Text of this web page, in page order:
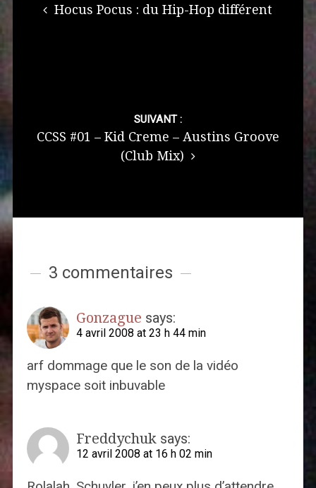
Hocus Pocus : du Hip-Hop différent
SUIVANT :
CCSS #01 – Kid Creme – Austins Groove
(Club Mix)
3 commentaires
Gonzague says:
4 avril 2008 at 23 h 44 min
arf dommage que le son de la vidéo
myspace soit inbuvable
Freddychuk says:
12 avril 2008 at 16 h 02 min